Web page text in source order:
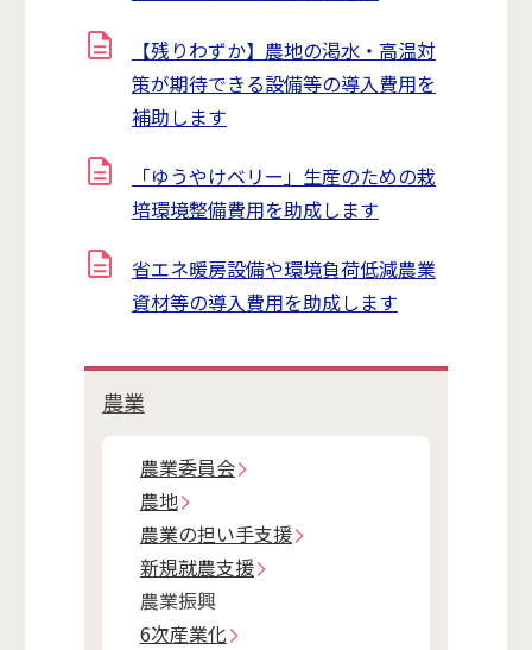
【残りわずか】農地の渇水・高温対
策が期待できる設備等の導入費用を
補助します
「ゆうやけベリー」生産のための栽
培環境整備費用を助成します
省エネ暖房設備や環境負荷低減農業
資材等の導入費用を助成します
農業
農業委員会
農地
農業の担い手支援
新規就農支援
農業振興
6次産業化